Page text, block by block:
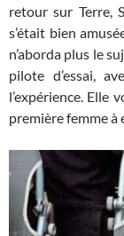
retour sur Terre,
s’était bien
n’aborda plus le
pilote d’essai,
l’expérience. Elle
première femme à